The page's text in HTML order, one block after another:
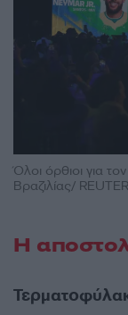
Όλοι όρθιοι για
Βραζιλίας/
Η